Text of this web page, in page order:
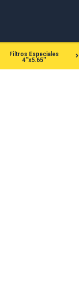
Filtros Especiales
4''x5.65''